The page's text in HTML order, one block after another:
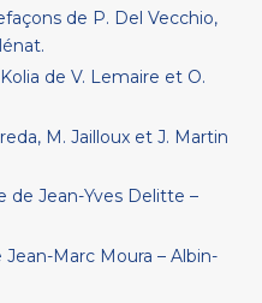
de P. Del Vecchio,
de V. Lemaire et O.
M. Jailloux et J. Martin
de Jean-Yves Delitte –
Marc Moura – Albin-